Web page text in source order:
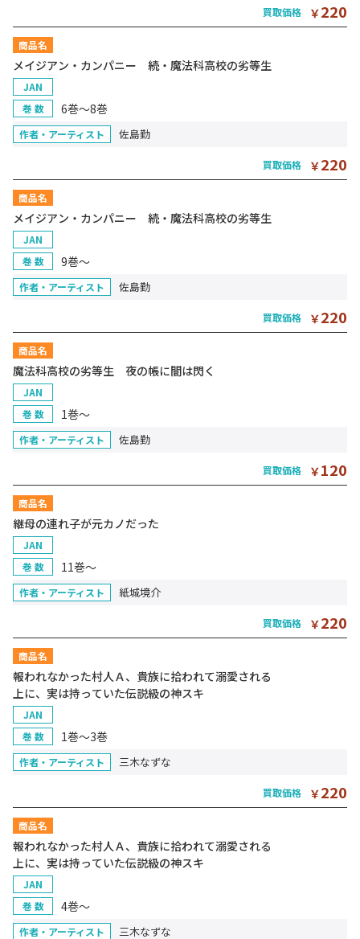
買取価格 ￥220
商品名
メイジアン・カンパニー 続・魔法科高校の劣等生
JAN
巻 数
6巻～8巻
作者・アーティスト 佐島勤
買取価格 ￥220
商品名
メイジアン・カンパニー 続・魔法科高校の劣等生
JAN
巻 数
9巻～
作者・アーティスト 佐島勤
買取価格 ￥220
商品名
魔法科高校の劣等生 夜の帳に闇は閃く
JAN
巻 数
1巻～
作者・アーティスト 佐島勤
買取価格 ￥120
商品名
継母の連れ子が元カノだった
JAN
巻 数
11巻～
作者・アーティスト 紙城境介
買取価格 ￥220
商品名
報われなかった村人Ａ、貴族に拾われて溺愛される
上に、実は持っていた伝説級の神スキ
JAN
巻 数
1巻～3巻
作者・アーティスト 三木なずな
買取価格 ￥220
商品名
報われなかった村人Ａ、貴族に拾われて溺愛される
上に、実は持っていた伝説級の神スキ
JAN
巻 数
4巻～
作者・アーティスト 三木なずな